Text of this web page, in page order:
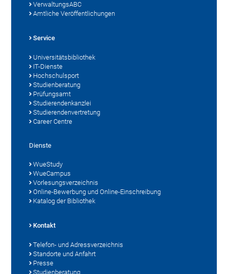
VerwaltungsABC
Amtliche Veröffentlichungen
Service
Universitätsbibliothek
IT-Dienste
Hochschulsport
Studienberatung
Prüfungsamt
Studierendenkanzlei
Studierendenvertretung
Career Centre
Dienste
WueStudy
WueCampus
Vorlesungsverzeichnis
Online-Bewerbung und Online-Einschreibung
Katalog der Bibliothek
Kontakt
Telefon- und Adressverzeichnis
Standorte und Anfahrt
Presse
Studienberatung